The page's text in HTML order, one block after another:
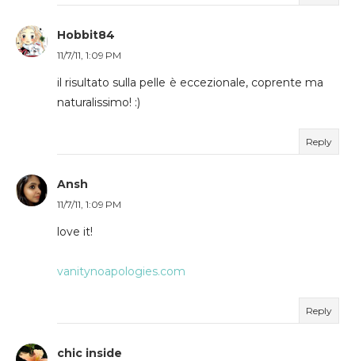
Hobbit84
11/7/11, 1:09 PM
il risultato sulla pelle è eccezionale, coprente ma
naturalissimo! :)
Reply
Ansh
11/7/11, 1:09 PM
love it!
vanitynoapologies.com
Reply
chic inside